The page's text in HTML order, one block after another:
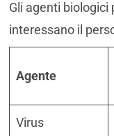
Gli agenti
interessano il
Agente
Virus